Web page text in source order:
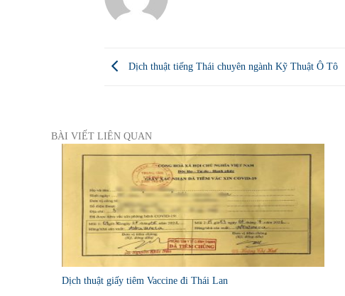
Dịch thuật tiếng Thái chuyên ngành Kỹ Thuật Ô Tô
BÀI VIẾT LIÊN QUAN
Dịch thuật giấy tiêm Vaccine đi Thái Lan